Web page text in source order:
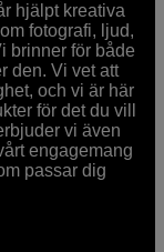
hjälpt kreativa
fotografi, ljud,
brinner för både
den. Vi vet att
och vi är här
för det du vill
vi även
engagemang
passar dig